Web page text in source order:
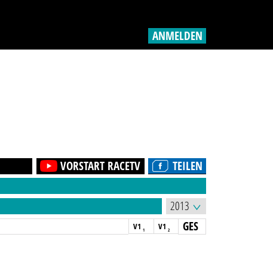
ANMELDEN
TEILEN
VORSTART RACETV
V1 1 V1 2
GES